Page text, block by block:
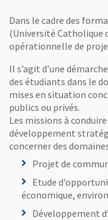
Dans le cadre des
(Université Catholique
opérationnelle de
Il s’agit d’une
des étudiants dans le
mises en situation
publics ou privés.
Les missions à
développement
concerner des
Projet de
Etude
économique,
Développement